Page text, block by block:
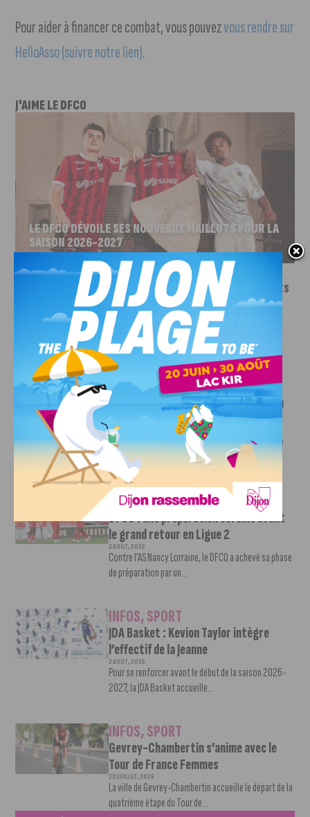
Pour aider à financer ce combat, vous pouvezvous rendre sur
HelloAsso (suivre notre lien).
J'AIME LE DFCO
LE DFCO DÉVOILE SES NOUVEAUX MAILLOTS POUR LA
SAISON 2026-2027
INFOS, SPORT
Le DFCO dévoile ses nouveaux maillots
pour la saison 2026-2027
6 AOÛT, 2026
Le club dijonnais a présenté ses nouveaux maillots
pour son retour en Ligue 2....
INFOS,SPORT
Faire le tour de la Côte-d’Or à vélo en
trois jours : le défi de Victor Bosoni
5 AOÛT, 2026
Le challenge que s’apprête à relever l’ultra-cycliste
Victor Bosoni est simple : parcourir 571...
INFOS,SPORT
DFCO : une préparation sereine avant
le grand retour en Ligue 2
3 AOÛT, 2026
Contre l’AS Nancy Lorraine, le DFCO a achevé sa phase
de préparation par un...
INFOS,SPORT
JDA Basket : Kevion Taylor intègre
l’effectif de la Jeanne
3 AOÛT, 2026
Pour se renforcer avant le début de la saison 2026-
2027, la JDA Basket accueille...
INFOS,SPORT
Gevrey-Chambertin s’anime avec le
Tour de France Femmes
30 JUILLET, 2026
La ville de Gevrey-Chambertin accueille le départ de la
quatrième étape du Tour de...